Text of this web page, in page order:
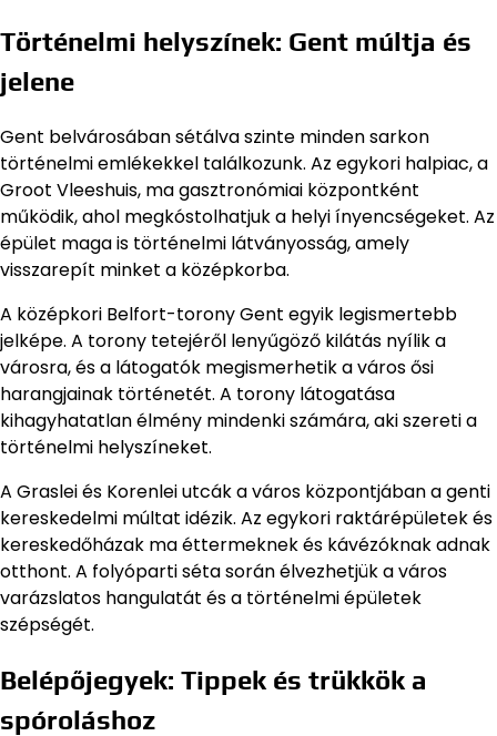
Történelmi helyszínek: Gent múltja és
jelene
Gent belvárosában sétálva szinte minden sarkon
történelmi emlékekkel találkozunk. Az egykori halpiac, a
Groot Vleeshuis, ma gasztronómiai központként
működik, ahol megkóstolhatjuk a helyi ínyencségeket. Az
épület maga is történelmi látványosság, amely
visszarepít minket a középkorba.
A középkori Belfort-torony Gent egyik legismertebb
jelképe. A torony tetejéről lenyűgöző kilátás nyílik a
városra, és a látogatók megismerhetik a város ősi
harangjainak történetét. A torony látogatása
kihagyhatatlan élmény mindenki számára, aki szereti a
történelmi helyszíneket.
A Graslei és Korenlei utcák a város központjában a genti
kereskedelmi múltat idézik. Az egykori raktárépületek és
kereskedőházak ma éttermeknek és kávézóknak adnak
otthont. A folyóparti séta során élvezhetjük a város
varázslatos hangulatát és a történelmi épületek
szépségét.
Belépőjegyek: Tippek és trükkök a
spóroláshoz